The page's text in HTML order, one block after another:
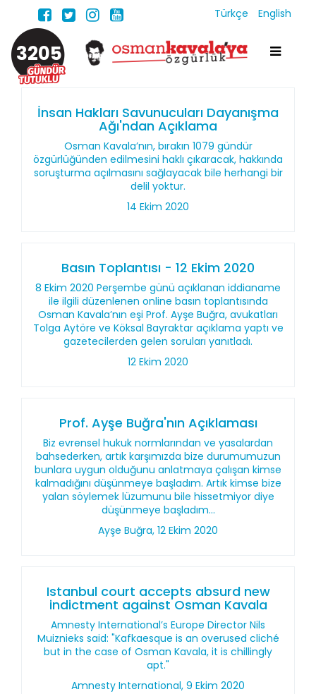
Türkçe English
3205
İnsan Hakları Savunucuları Dayanışma
Ağı'ndan Açıklama
Osman Kavala’nın, bırakın 1079 gündür
özgürlüğünden edilmesini haklı çıkaracak, hakkında
soruşturma açılmasını sağlayacak bile herhangi bir
delil yoktur.
14 Ekim 2020
Basın Toplantısı - 12 Ekim 2020
8 Ekim 2020 Perşembe günü açıklanan iddianame
ile ilgili düzenlenen online basın toplantısında
Osman Kavala’nın eşi Prof. Ayşe Buğra, avukatları
Tolga Aytöre ve Köksal Bayraktar açıklama yaptı ve
gazetecilerden gelen soruları yanıtladı.
12 Ekim 2020
Prof. Ayşe Buğra'nın Açıklaması
Biz evrensel hukuk normlarından ve yasalardan
bahsederken, artık karşımızda bize durumumuzun
bunlara uygun olduğunu anlatmaya çalışan kimse
kalmadığını düşünmeye başladım. Artık kimse bize
yalan söylemek lüzumunu bile hissetmiyor diye
düşünmeye başladım...
Ayşe Buğra, 12 Ekim 2020
Istanbul court accepts absurd new
indictment against Osman Kavala
Amnesty International’s Europe Director Nils
Muiznieks said: "Kafkaesque is an overused cliché
but in the case of Osman Kavala, it is chillingly
apt."
Amnesty International, 9 Ekim 2020